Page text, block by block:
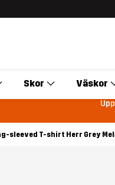
Skor Väskor
sleeved T-shirt Herr Grey